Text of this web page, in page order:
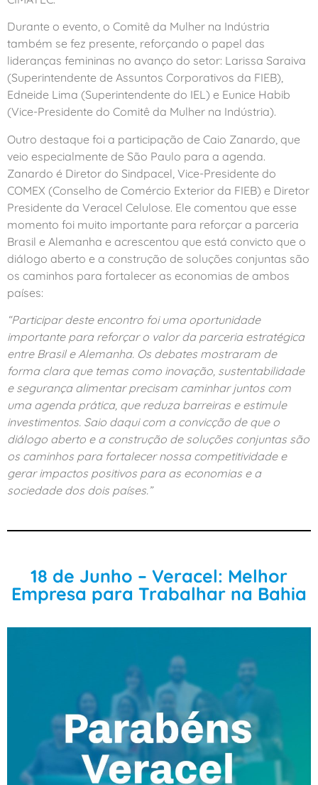
Durante o evento, o Comitê da Mulher na Indústria
também se fez presente, reforçando o papel das
lideranças femininas no avanço do setor: Larissa Saraiva
(Superintendente de Assuntos Corporativos da FIEB),
Edneide Lima (Superintendente do IEL) e Eunice Habib
(Vice-Presidente do Comitê da Mulher na Indústria).
Outro destaque foi a participação de Caio Zanardo, que
veio especialmente de São Paulo para a agenda.
Zanardo é Diretor do Sindpacel, Vice-Presidente do
COMEX (Conselho de Comércio Exterior da FIEB) e Diretor
Presidente da Veracel Celulose. Ele comentou que esse
momento foi muito importante para reforçar a parceria
Brasil e Alemanha e acrescentou que está convicto que o
diálogo aberto e a construção de soluções conjuntas são
os caminhos para fortalecer as economias de ambos
países:
“Participar deste encontro foi uma oportunidade
importante para reforçar o valor da parceria estratégica
entre Brasil e Alemanha. Os debates mostraram de
forma clara que temas como inovação, sustentabilidade
e segurança alimentar precisam caminhar juntos com
uma agenda prática, que reduza barreiras e estimule
investimentos. Saio daqui com a convicção de que o
diálogo aberto e a construção de soluções conjuntas são
os caminhos para fortalecer nossa competitividade e
gerar impactos positivos para as economias e a
sociedade dos dois países.”
18 de Junho – Veracel: Melhor
Empresa para Trabalhar na Bahia